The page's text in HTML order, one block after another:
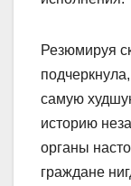
Резюмируя
самую
историю
органы
граждане